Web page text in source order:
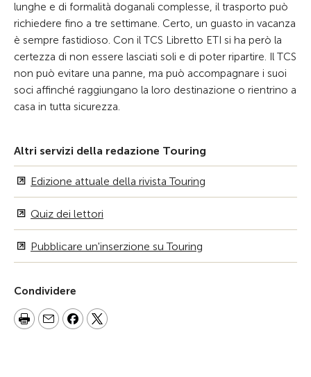
lunghe e di formalità doganali complesse, il trasporto può
richiedere fino a tre settimane. Certo, un guasto in vacanza
è sempre fastidioso. Con il TCS Libretto ETI si ha però la
certezza di non essere lasciati soli e di poter ripartire. Il TCS
non può evitare una panne, ma può accompagnare i suoi
soci affinché raggiungano la loro destinazione o rientrino a
casa in tutta sicurezza.
Altri servizi della redazione Touring
Edizione attuale della rivista Touring
Quiz dei lettori
Pubblicare un'inserzione su Touring
Condividere